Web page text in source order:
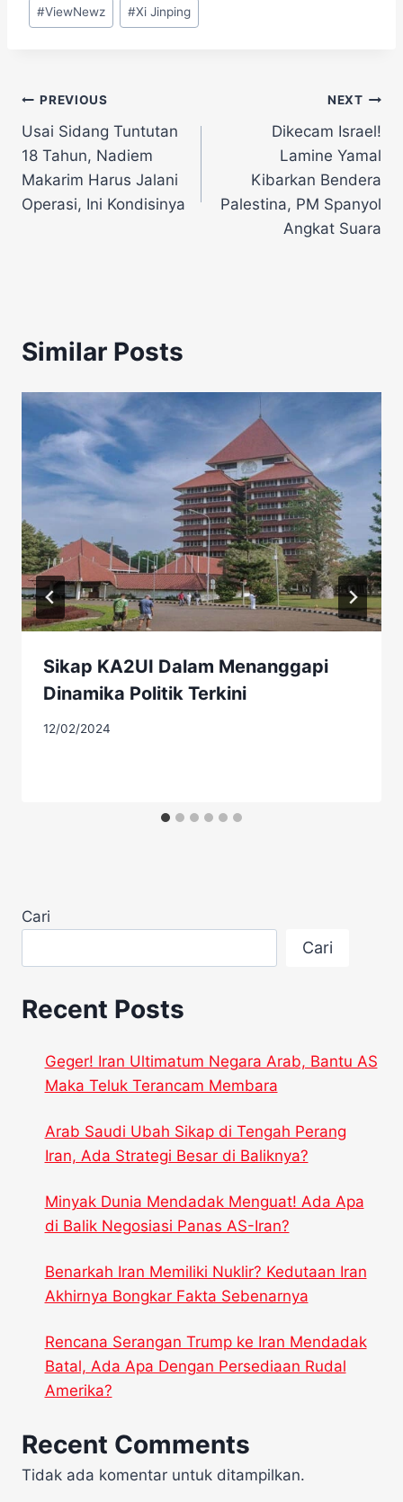
#ViewNewz #Xi Jinping
Navigasi
pos
PREVIOUS
Usai Sidang Tuntutan
18 Tahun, Nadiem
Makarim Harus Jalani
Operasi, Ini Kondisinya
NEXT
Dikecam Israel!
Lamine Yamal
Kibarkan Bendera
Palestina, PM Spanyol
Angkat Suara
Similar Posts
Sikap KA2UI Dalam Menanggapi
Dinamika Politik Terkini
12/02/2024
Cari
Cari
Recent Posts
Geger! Iran Ultimatum Negara Arab, Bantu AS
Maka Teluk Terancam Membara
Arab Saudi Ubah Sikap di Tengah Perang
Iran, Ada Strategi Besar di Baliknya?
Minyak Dunia Mendadak Menguat! Ada Apa
di Balik Negosiasi Panas AS-Iran?
Benarkah Iran Memiliki Nuklir? Kedutaan Iran
Akhirnya Bongkar Fakta Sebenarnya
Rencana Serangan Trump ke Iran Mendadak
Batal, Ada Apa Dengan Persediaan Rudal
Amerika?
Recent Comments
Tidak ada komentar untuk ditampilkan.